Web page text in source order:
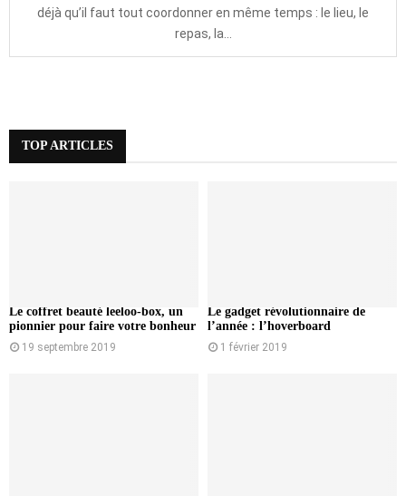
déjà qu’il faut tout coordonner en même temps : le lieu, le
repas, la...
TOP ARTICLES
Le coffret beauté leeloo-box, un
pionnier pour faire votre bonheur
19 septembre 2019
Le gadget révolutionnaire de
l’année : l’hoverboard
1 février 2019